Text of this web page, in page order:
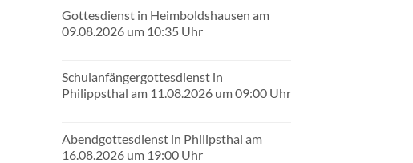
Gottesdienst in Heimboldshausen am
09.08.2026 um 10:35 Uhr
Schulanfängergottesdienst in
Philippsthal am 11.08.2026 um 09:00 Uhr
Abendgottesdienst in Philipsthal am
16.08.2026 um 19:00 Uhr